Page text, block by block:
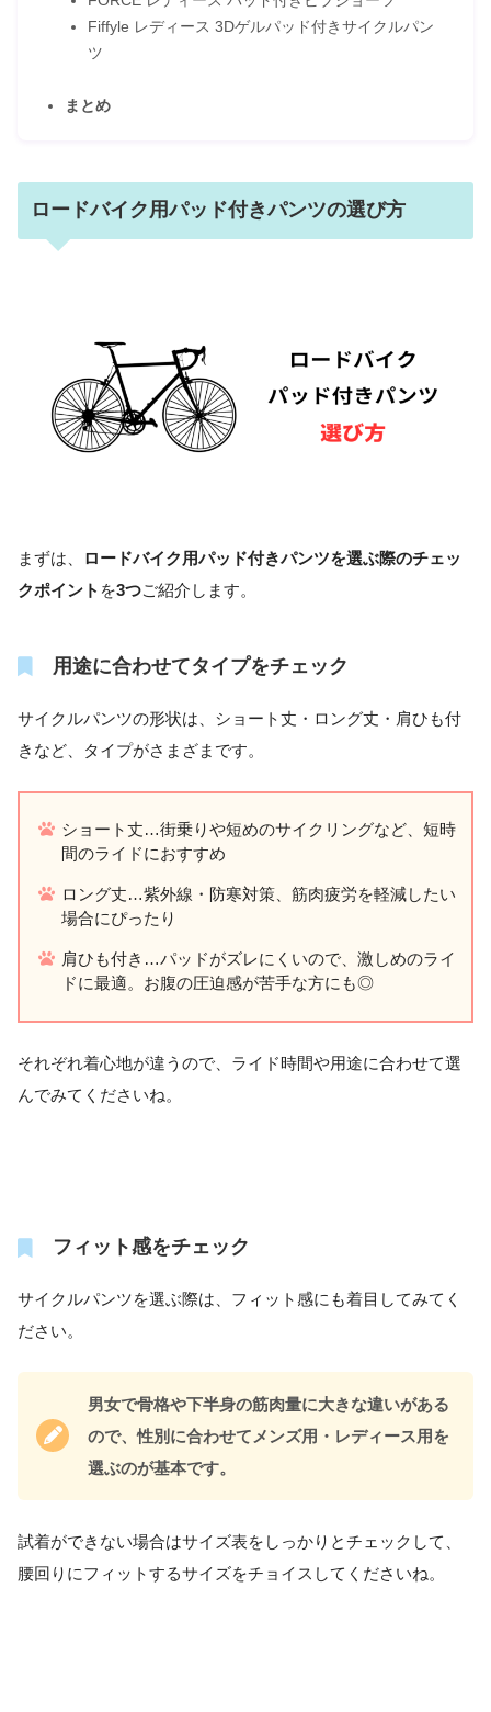
Fiffyle レディース 3Dゲルパッド付きサイクルパン
ツ
まとめ
ロードバイク用パッド付きパンツの選び方
まずは、
ロードバイク用パッド付きパンツを選ぶ際のチェッ
クポイント を3つご紹介します。
用途に合わせてタイプをチェック
サイクルパンツの形状は、ショート丈・ロング丈・肩ひも付
きなど、タイプがさまざまです。
ショート丈…街乗りや短めのサイクリングなど、短時
間のライドにおすすめ
ロング丈…紫外線・防寒対策、筋肉疲労を軽減したい
場合にぴったり
肩ひも付き…パッドがズレにくいので、激しめのライ
ドに最適。お腹の圧迫感が苦手な方にも◎
それぞれ着心地が違うので、ライド時間や用途に合わせて選
んでみてくださいね。
フィット感をチェック
サイクルパンツを選ぶ際は、フィット感にも着目してみてく
ださい。
男女で骨格や下半身の筋肉量に大きな違いがある
ので、性別に合わせてメンズ用・レディース用を
選ぶのが基本です。
試着ができない場合はサイズ表をしっかりとチェックして、
腰回りにフィットするサイズをチョイスしてくださいね。